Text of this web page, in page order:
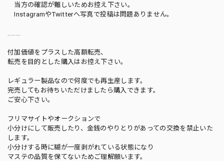
当方の確認が難しいためお控え下さい。
InstagramやTwitterへ写真で投稿は問題ありません。
付加価値をプラスした高額転売、
転売を目的とした購入はお控え下さい。
レギュラー製品なので何度でも再生産します。
完売してもお待ちいただけましたら購入できます。
ご安心下さい。
フリマサイトやオークションで
小分けにして販売したり、金銭のやりとりがあっての交換を禁止いた
します。
小分けする時に糊が一度剥がれている状態になり
マステの品質を保てないためご理解願います。